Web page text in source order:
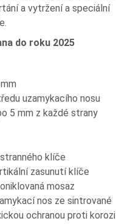
a vytržení a speciální
do roku 2025
uzamykacího nosu
5 mm z každé strany
klíče
zasunutí klíče
mosaz
nos ze sintrované
ochranou proti korozi